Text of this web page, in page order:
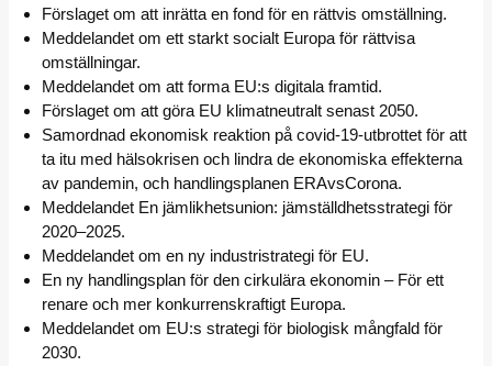
Förslaget om att inrätta en fond för en rättvis omställning.
Meddelandet om ett starkt socialt Europa för rättvisa
omställningar.
Meddelandet om att forma EU:s digitala framtid.
Förslaget om att göra EU klimatneutralt senast 2050.
Samordnad ekonomisk reaktion på covid-19-utbrottet för att
ta itu med hälsokrisen och lindra de ekonomiska effekterna
av pandemin, och handlingsplanen ERAvsCorona.
Meddelandet En jämlikhetsunion: jämställdhetsstrategi för
2020–2025.
Meddelandet om en ny industristrategi för EU.
En ny handlingsplan för den cirkulära ekonomin – För ett
renare och mer konkurrenskraftigt Europa.
Meddelandet om EU:s strategi för biologisk mångfald för
2030.